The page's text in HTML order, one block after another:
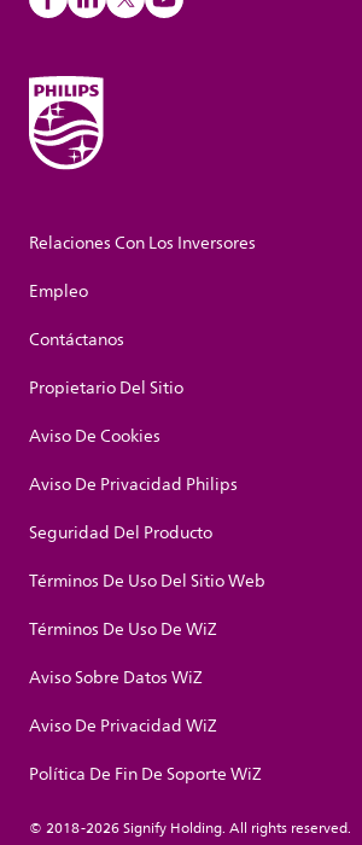
Relaciones Con Los Inversores
Empleo
Contáctanos
Propietario Del Sitio
Aviso De Cookies
Aviso De Privacidad Philips
Seguridad Del Producto
Términos De Uso Del Sitio Web
Términos De Uso De WiZ
Aviso Sobre Datos WiZ
Aviso De Privacidad WiZ
Política De Fin De Soporte WiZ
© 2018-2026 Signify Holding. All rights reserved.